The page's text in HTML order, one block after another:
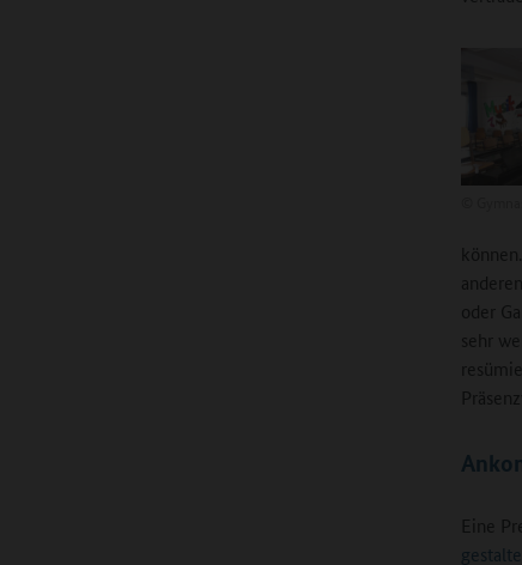
oder
sehr
Eine